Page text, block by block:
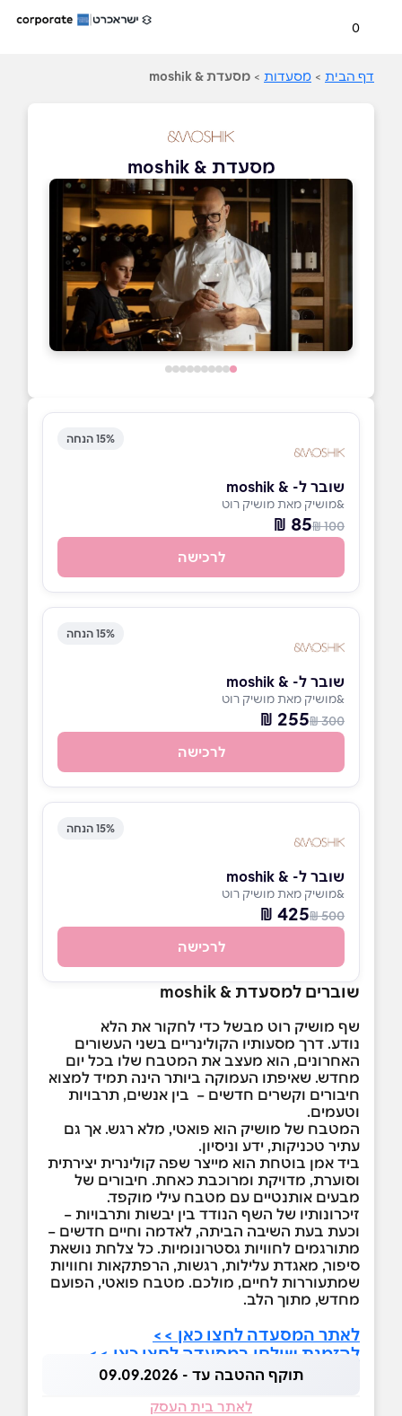
0
דף הבית > מסעדות > מסעדת & moshik
מסעדת & moshik
15% הנחה
שובר ל- & moshik
&מושיק מאת מושיק רוט
100 ₪
85 ₪
לרכישה
15% הנחה
שובר ל- & moshik
&מושיק מאת מושיק רוט
300 ₪
255 ₪
לרכישה
15% הנחה
שובר ל- & moshik
&מושיק מאת מושיק רוט
500 ₪
425 ₪
לרכישה
שוברים למסעדת & moshik
שף מושיק רוט מבשל כדי לחקור את הלא
נודע. דרך מסעותיו הקולינריים בשני העשורים
האחרונים, הוא מעצב את המטבח שלו בכל יום
מחדש. שאיפתו העמוקה ביותר הינה תמיד למצוא
חיבורים וקשרים חדשים – בין אנשים, תרבויות
וטעמים.
המטבח של מושיק הוא פואטי, מלא רגש. אך גם
עתיר טכניקות, ידע וניסיון.
ביד אמן בוטחת הוא מייצר שפה קולינרית יצירתית
וסוערת, מדויקת ומרוכבת כאחת. חיבורים של
מבעים אותנטיים עם מטבח עילי מוקפד.
זיכרונותיו של השף הנודד בין יבשות ותרבויות –
וכעת בעת השיבה הביתה, לאדמה וחיים חדשים –
מתורגמים לחוויות גסטרונומיות. כל צלחת נושאת
סיפור, מאגדת עלילות, רגשות, הרפתקאות וחוויות
שמתעוררות לחיים, מולכם. מטבח פואטי, הפועם
מחדש, מתוך הלב.
לאתר המסעדה לחצו כאן >>
להזמנת שולחן במסעדה לחצו כאן >>
תוקף ההטבה עד - 09.09.2026
לאתר בית העסק